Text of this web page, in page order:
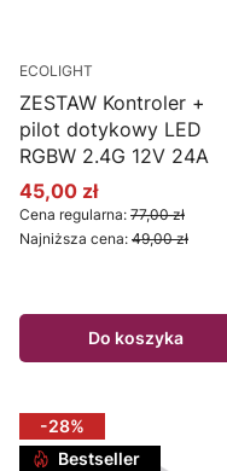
ECOLIGHT
ZESTAW Kontroler +
pilot dotykowy LED
RGBW 2.4G 12V 24A
Cena promocyjna
45,00 zł
Cena regularna: 77,00 zł
Najniższa cena: 49,00 zł
Do koszyka
-28%
Bestseller